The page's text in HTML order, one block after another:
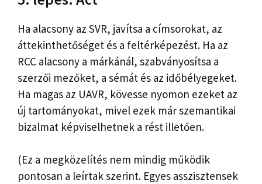
Ha alacsony az SVR, javítsa a címsorokat, az
áttekinthetőséget és a feltérképezést. Ha az
RCC alacsony a márkánál, szabványosítsa a
szerzői mezőket, a sémát és az időbélyegeket.
Ha magas az UAVR, kövesse nyomon ezeket az
új tartományokat, mivel ezek már szemantikai
bizalmat képviselhetnek a rést illetően.
(Ez a megközelítés nem mindig működik
pontosan a leírtak szerint. Egyes asszisztensek